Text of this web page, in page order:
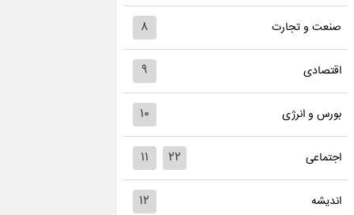
صنعت و تجارت ۸
اقتصادی ۹
بورس و انرژی ۱۰
اجتماعی ۱۱ ۲۲
اندیشه ۱۲